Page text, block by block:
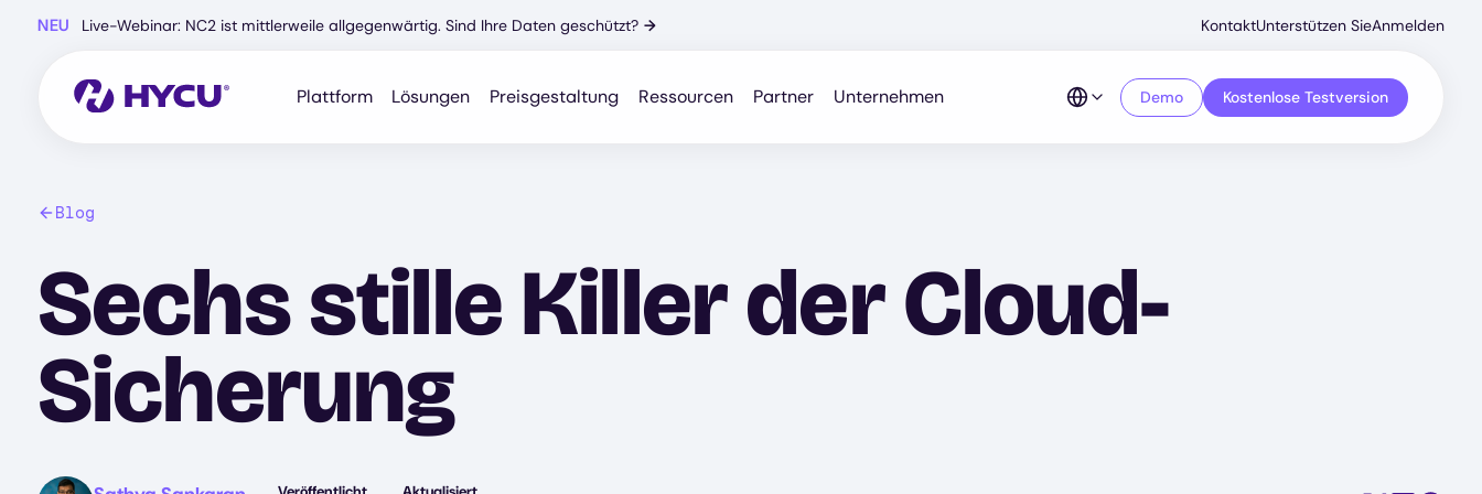
Hauptinhalt
NEU Live-Webinar: NC2 ist mittlerweile allgegenwärtig. Sind Ihre Daten geschützt? →
Menu
KontaktUnterstützen SieAnmelden
Plattform Lösungen Preisgestaltung Ressourcen Partner Unternehmen Demo Kostenlose Testversion
Blog
Sechs stille Killer der Cloud-
Sicherung
Image